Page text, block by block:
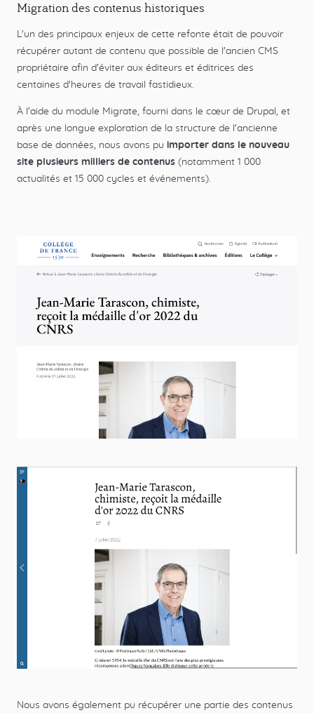
Migration des contenus historiques
L'un des principaux enjeux de cette refonte était de pouvoir
récupérer autant de contenu que possible de l'ancien CMS
propriétaire afin d'éviter aux éditeurs et éditrices des
centaines d'heures de travail fastidieux.
À l'aide du module Migrate, fourni dans le cœur de Drupal, et
après une longue exploration de la structure de l'ancienne
base de données, nous avons pu importer dans le nouveau
site plusieurs milliers de contenus (notamment 1 000
actualités et 15 000 cycles et événements).
Nous avons également pu récupérer une partie des contenus